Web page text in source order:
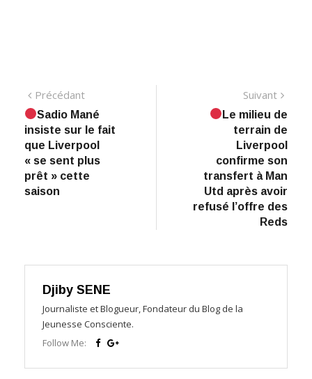
Navigation
de
l’article
PrécédantPrécédant:
Sadio Mané
insiste sur le fait
que Liverpool
« se sent plus
prêt » cette
saison
Suivant
Le milieu de
terrain de
Liverpool
confirme son
transfert à Man
Utd après avoir
refusé l’offre des
Reds
Djiby SENE
Journaliste et Blogueur, Fondateur du Blog de la
Jeunesse Consciente.
Follow Me: